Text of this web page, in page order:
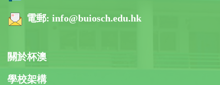
電郵: info@buiosch.edu.hk
關於杯澳
學校架構